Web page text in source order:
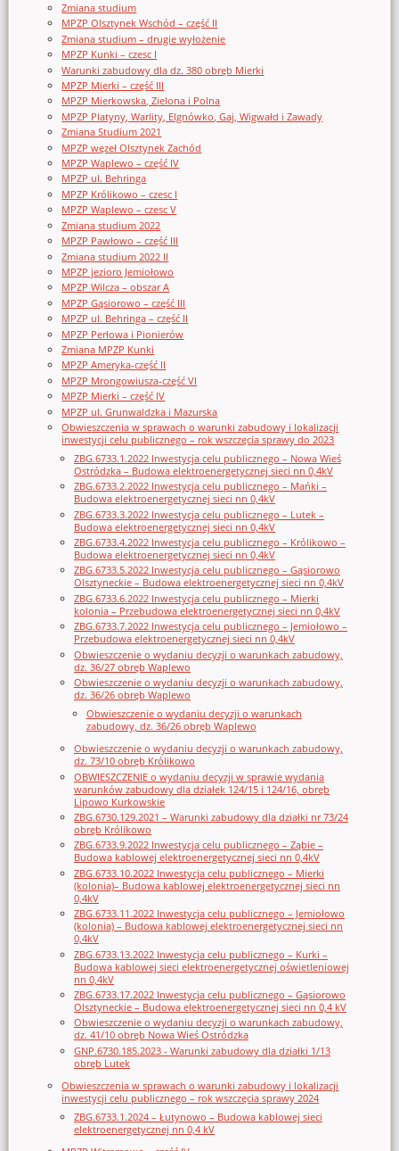
Zmiana studium
MPZP Olsztynek Wschód – część II
Zmiana studium – drugie wyłożenie
MPZP Kunki – czesc I
Warunki zabudowy dla dz. 380 obręb Mierki
MPZP Mierki – część III
MPZP Mierkowska, Zielona i Polna
MPZP Platyny, Warlity, Elgnówko, Gaj, Wigwałd i Zawady
Zmiana Studium 2021
MPZP węzeł Olsztynek Zachód
MPZP Waplewo – część IV
MPZP ul. Behringa
MPZP Królikowo – czesc I
MPZP Waplewo – czesc V
Zmiana studium 2022
MPZP Pawłowo – część III
Zmiana studium 2022 II
MPZP jezioro Jemiołowo
MPZP Wilcza – obszar A
MPZP Gąsiorowo – część III
MPZP ul. Behringa – część II
MPZP Perłowa i Pionierów
Zmiana MPZP Kunki
MPZP Ameryka-część II
MPZP Mrongowiusza-część VI
MPZP Mierki – część IV
MPZP ul. Grunwaldzka i Mazurska
Obwieszczenia w sprawach o warunki zabudowy i lokalizacji
inwestycji celu publicznego – rok wszczęcia sprawy do 2023
ZBG.6733.1.2022 Inwestycja celu publicznego – Nowa Wieś
Ostródzka – Budowa elektroenergetycznej sieci nn 0,4kV
ZBG.6733.2.2022 Inwestycja celu publicznego – Mańki –
Budowa elektroenergetycznej sieci nn 0,4kV
ZBG.6733.3.2022 Inwestycja celu publicznego – Lutek –
Budowa elektroenergetycznej sieci nn 0,4kV
ZBG.6733.4.2022 Inwestycja celu publicznego – Królikowo –
Budowa elektroenergetycznej sieci nn 0,4kV
ZBG.6733.5.2022 Inwestycja celu publicznego – Gąsiorowo
Olsztyneckie – Budowa elektroenergetycznej sieci nn 0,4kV
ZBG.6733.6.2022 Inwestycja celu publicznego – Mierki
kolonia – Przebudowa elektroenergetycznej sieci nn 0,4kV
ZBG.6733.7.2022 Inwestycja celu publicznego – Jemiołowo –
Przebudowa elektroenergetycznej sieci nn 0,4kV
Obwieszczenie o wydaniu decyzji o warunkach zabudowy,
dz. 36/27 obręb Waplewo
Obwieszczenie o wydaniu decyzji o warunkach zabudowy,
dz. 36/26 obręb Waplewo
Obwieszczenie o wydaniu decyzji o warunkach
zabudowy, dz. 36/26 obręb Waplewo
Obwieszczenie o wydaniu decyzji o warunkach zabudowy,
dz. 73/10 obręb Królikowo
OBWIESZCZENIE o wydaniu decyzji w sprawie wydania
warunków zabudowy dla działek 124/15 i 124/16, obręb
Lipowo Kurkowskie
ZBG.6730.129.2021 – Warunki zabudowy dla działki nr 73/24
obręb Królikowo
ZBG.6733.9.2022 Inwestycja celu publicznego – Ząbie –
Budowa kablowej elektroenergetycznej sieci nn 0,4kV
ZBG.6733.10.2022 Inwestycja celu publicznego – Mierki
(kolonia)– Budowa kablowej elektroenergetycznej sieci nn
0,4kV
ZBG.6733.11.2022 Inwestycja celu publicznego – Jemiołowo
(kolonia) – Budowa kablowej elektroenergetycznej sieci nn
0,4kV
ZBG.6733.13.2022 Inwestycja celu publicznego – Kurki –
Budowa kablowej sieci elektroenergetycznej oświetleniowej
nn 0,4kV
ZBG.6733.17.2022 Inwestycja celu publicznego – Gąsiorowo
Olsztyneckie – Budowa elektroenergetycznej sieci nn 0,4 kV
Obwieszczenie o wydaniu decyzji o warunkach zabudowy,
dz. 41/10 obręb Nowa Wieś Ostródzka
GNP.6730.185.2023 - Warunki zabudowy dla działki 1/13
obręb Lutek
Obwieszczenia w sprawach o warunki zabudowy i lokalizacji
inwestycji celu publicznego – rok wszczęcia sprawy 2024
ZBG.6733.1.2024 – Łutynowo – Budowa kablowej sieci
elektroenergetycznej nn 0,4 kV